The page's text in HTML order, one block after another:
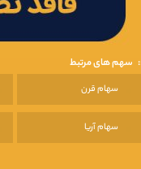
سهم های مرتبط
سهام قرن
سهام آریا